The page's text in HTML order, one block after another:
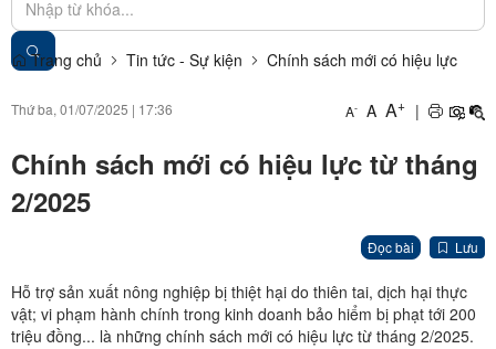
Trang chủ Tin tức - Sự kiện Chính sách mới có hiệu lực
Thứ ba, 01/07/2025 | 17:36 A- A A+ |
Chính sách mới có hiệu lực từ tháng
2/2025
Đọc bài Lưu
Hỗ trợ sản xuất nông nghiệp bị thiệt hại do thiên tai, dịch hại thực
vật; vi phạm hành chính trong kinh doanh bảo hiểm bị phạt tới 200
triệu đồng... là những chính sách mới có hiệu lực từ tháng 2/2025.